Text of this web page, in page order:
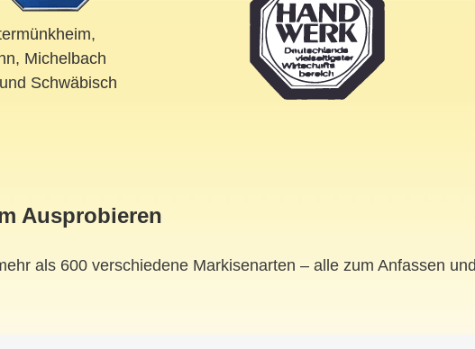
,
, Michelbach
und Schwäbisch
Ausprobieren
als 600 verschiedene Markisenarten – alle zum Anfassen